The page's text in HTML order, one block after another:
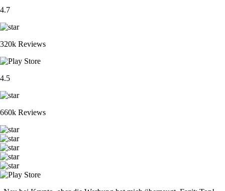
4.7
320k Reviews
4.5
660k Reviews